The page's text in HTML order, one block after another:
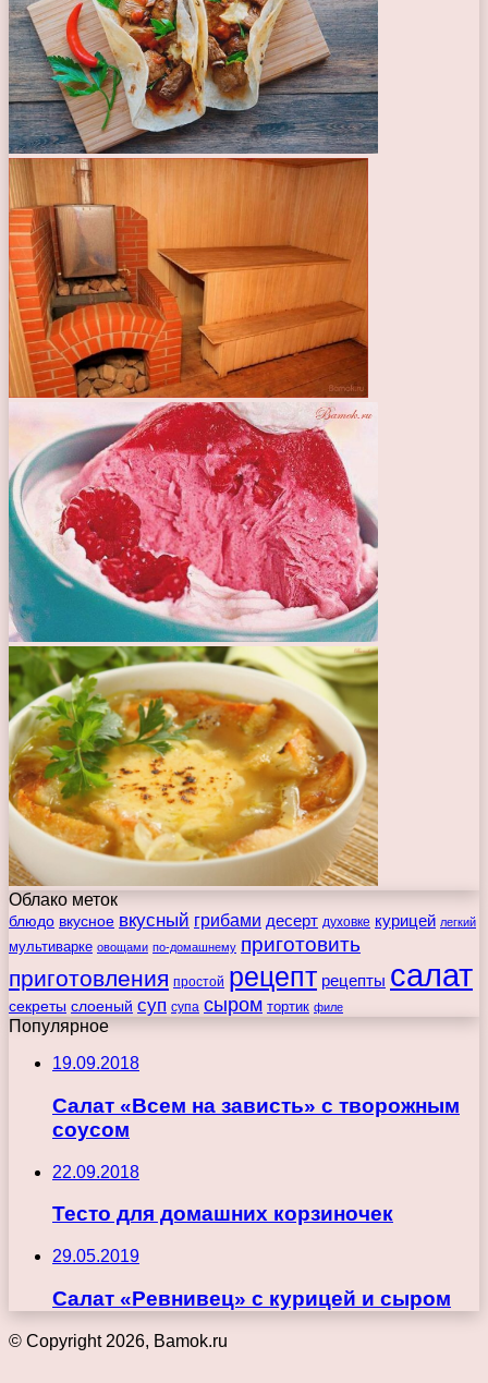
Облако меток
блюдо вкусное вкусный грибами десерт духовке курицей легкий
мультиварке овощами по-домашнему приготовить
приготовления простой рецепт рецепты салат
секреты слоеный суп супа сыром тортик филе
Популярное
19.09.2018
Салат «Всем на зависть» с творожным
соусом
22.09.2018
Тесто для домашних корзиночек
29.05.2019
Салат «Ревнивец» с курицей и сыром
© Copyright 2026, Bamok.ru